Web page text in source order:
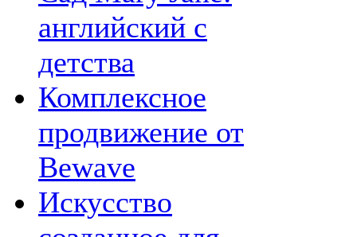
английский с
детства
Комплексное
продвижение от
Bewave
Искусство